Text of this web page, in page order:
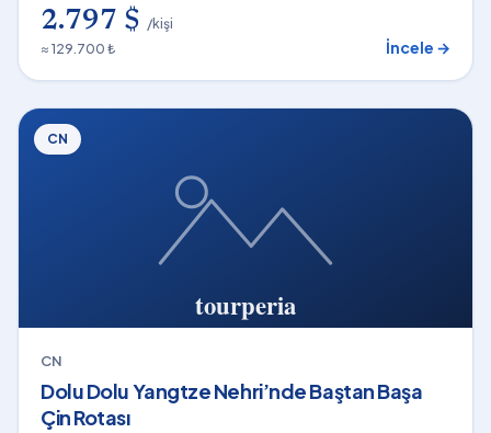
2.797 $ /kişi
≈ 129.700 ₺
İncele →
CN
CN
Dolu Dolu Yangtze Nehri’nde Baştan Başa
Çin Rotası